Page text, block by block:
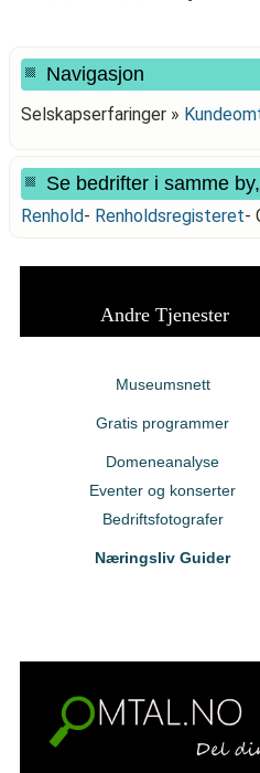
Navigasjon
Selskapserfaringer »
Se bedrifter i samme
Renhold- Renholdsregisteret-
Andre Tjenester
Museumsnett
Gratis programmer
Domeneanalyse
Eventer og konserter
Bedriftsfotografer
Næringsliv Guider